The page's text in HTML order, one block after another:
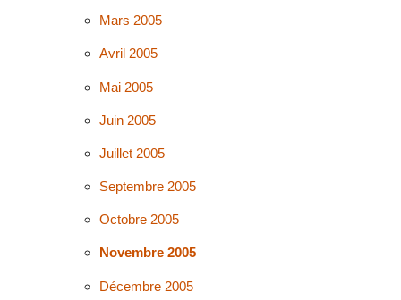
Mars 2005
Avril 2005
Mai 2005
Juin 2005
Juillet 2005
Septembre 2005
Octobre 2005
Novembre 2005
Décembre 2005